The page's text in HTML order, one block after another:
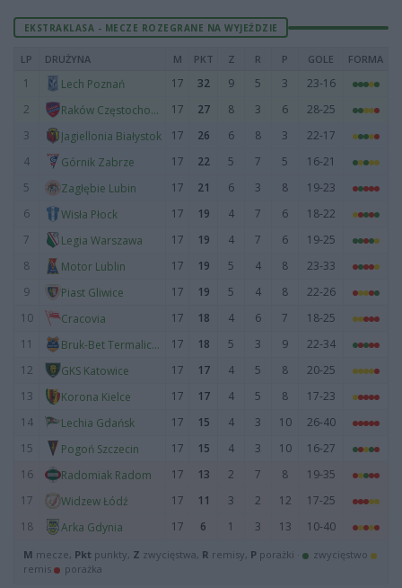
EKSTRAKLASA - MECZE ROZEGRANE NA WYJEŹDZIE
LP DRUŻYNA M PKT Z R P GOLE FORMA
1 Lech Poznań 17 32 9 5 3
23-16
2
Raków Częstochowa 17 27 8 3 6
28-25
3
Jagiellonia Białystok 17 26 6 8 3
22-17
4
Górnik Zabrze 17 22 5 7 5
16-21
5
Zagłębie Lubin 17 21 6 3 8
19-23
6
Wisła Płock 17 19 4 7 6
18-22
7
Legia Warszawa 17 19 4 7 6
19-25
8
Motor Lublin 17 19 5 4 8
23-33
9
Piast Gliwice 17 19 5 4 8
22-26
10
Cracovia 17 18 4 6 7
18-25
11
Bruk-Bet Termalica Nieciecza 17 18 5 3 9
22-34
12
GKS Katowice 17 17 4 5 8
20-25
13
Korona Kielce 17 17 4 5 8
17-23
14
Lechia Gdańsk 17 15 4 3 10
26-40
15
Pogoń Szczecin 17 15 4 3 10
16-27
16
Radomiak Radom 17 13 2 7 8
19-35
17
Widzew Łódź 17 11 3 2 12
17-25
18
Arka Gdynia 17 6 1 3 13 10-40
M mecze, Pkt punkty, Z zwycięstwa, R remisy, P porażki ·
zwycięstwo
remis
porażka